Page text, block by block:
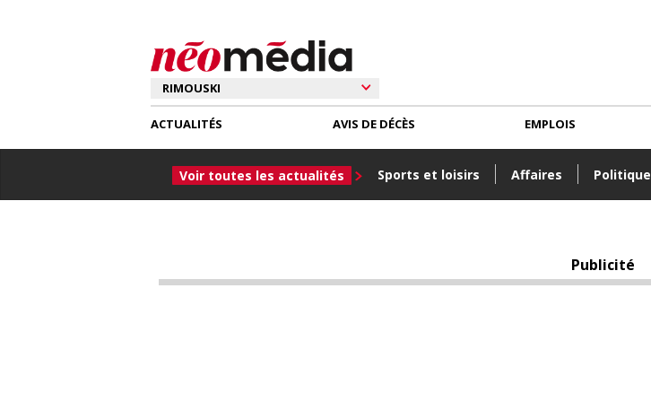
ACTUALITÉS
Voir toutes les actualités Sports et loisirs Affaires Politique
AVIS DE DÉCÈS EMPLOIS
Publicité